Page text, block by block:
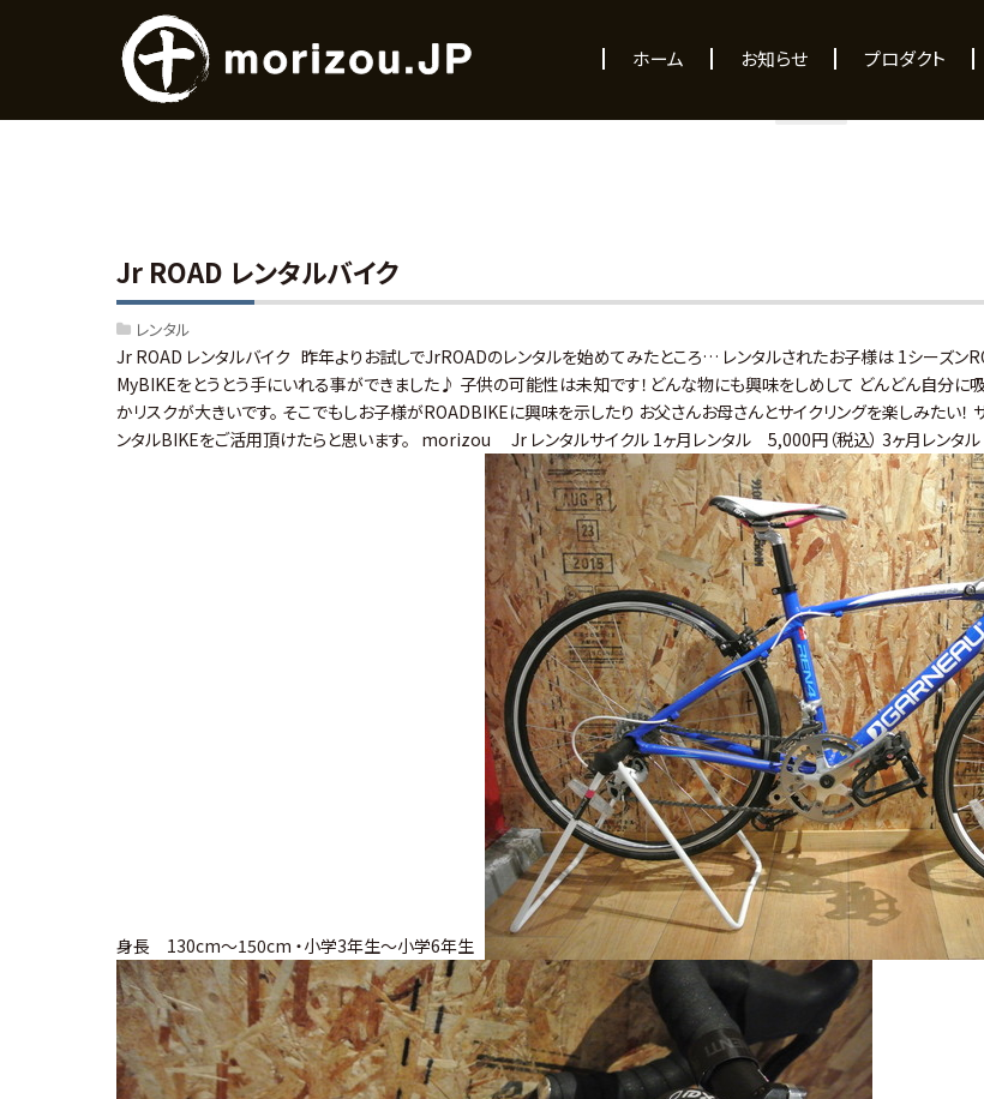
ホーム お知らせ プロダクト
NEWS
Jr ROAD レンタルバイク
レンタル
Jr ROAD レンタルバイク 昨年よりお試しでJrROADのレンタルを始めてみたところ… レンタルされたお子様は 1シーズン
MyBIKEをとうとう手にいれる事ができました♪ 子供の可能性は未知です！どんな物にも興味をしめして どんどん自分に
かリスクが大きいです。 そこでもしお子様がROADBIKEに興味を示したり お父さんお母さんとサイクリングを楽しみたい！
ンタルBIKEをご活用頂けたらと思います。 morizou Jr レンタルサイクル 1ヶ月レンタル 5,000円（税込） 3ヶ月レン
身長 130cm～150cm ・小学3年生～小学6年生